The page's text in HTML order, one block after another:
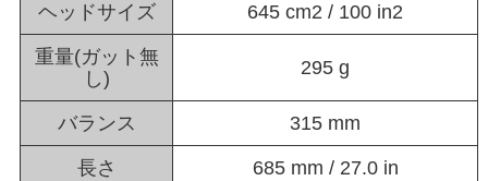
ヘッドサイズ 645 cm2 / 100 in2
重量(ガット無
し)
295 g
バランス 315 mm
長さ 685 mm / 27.0 in